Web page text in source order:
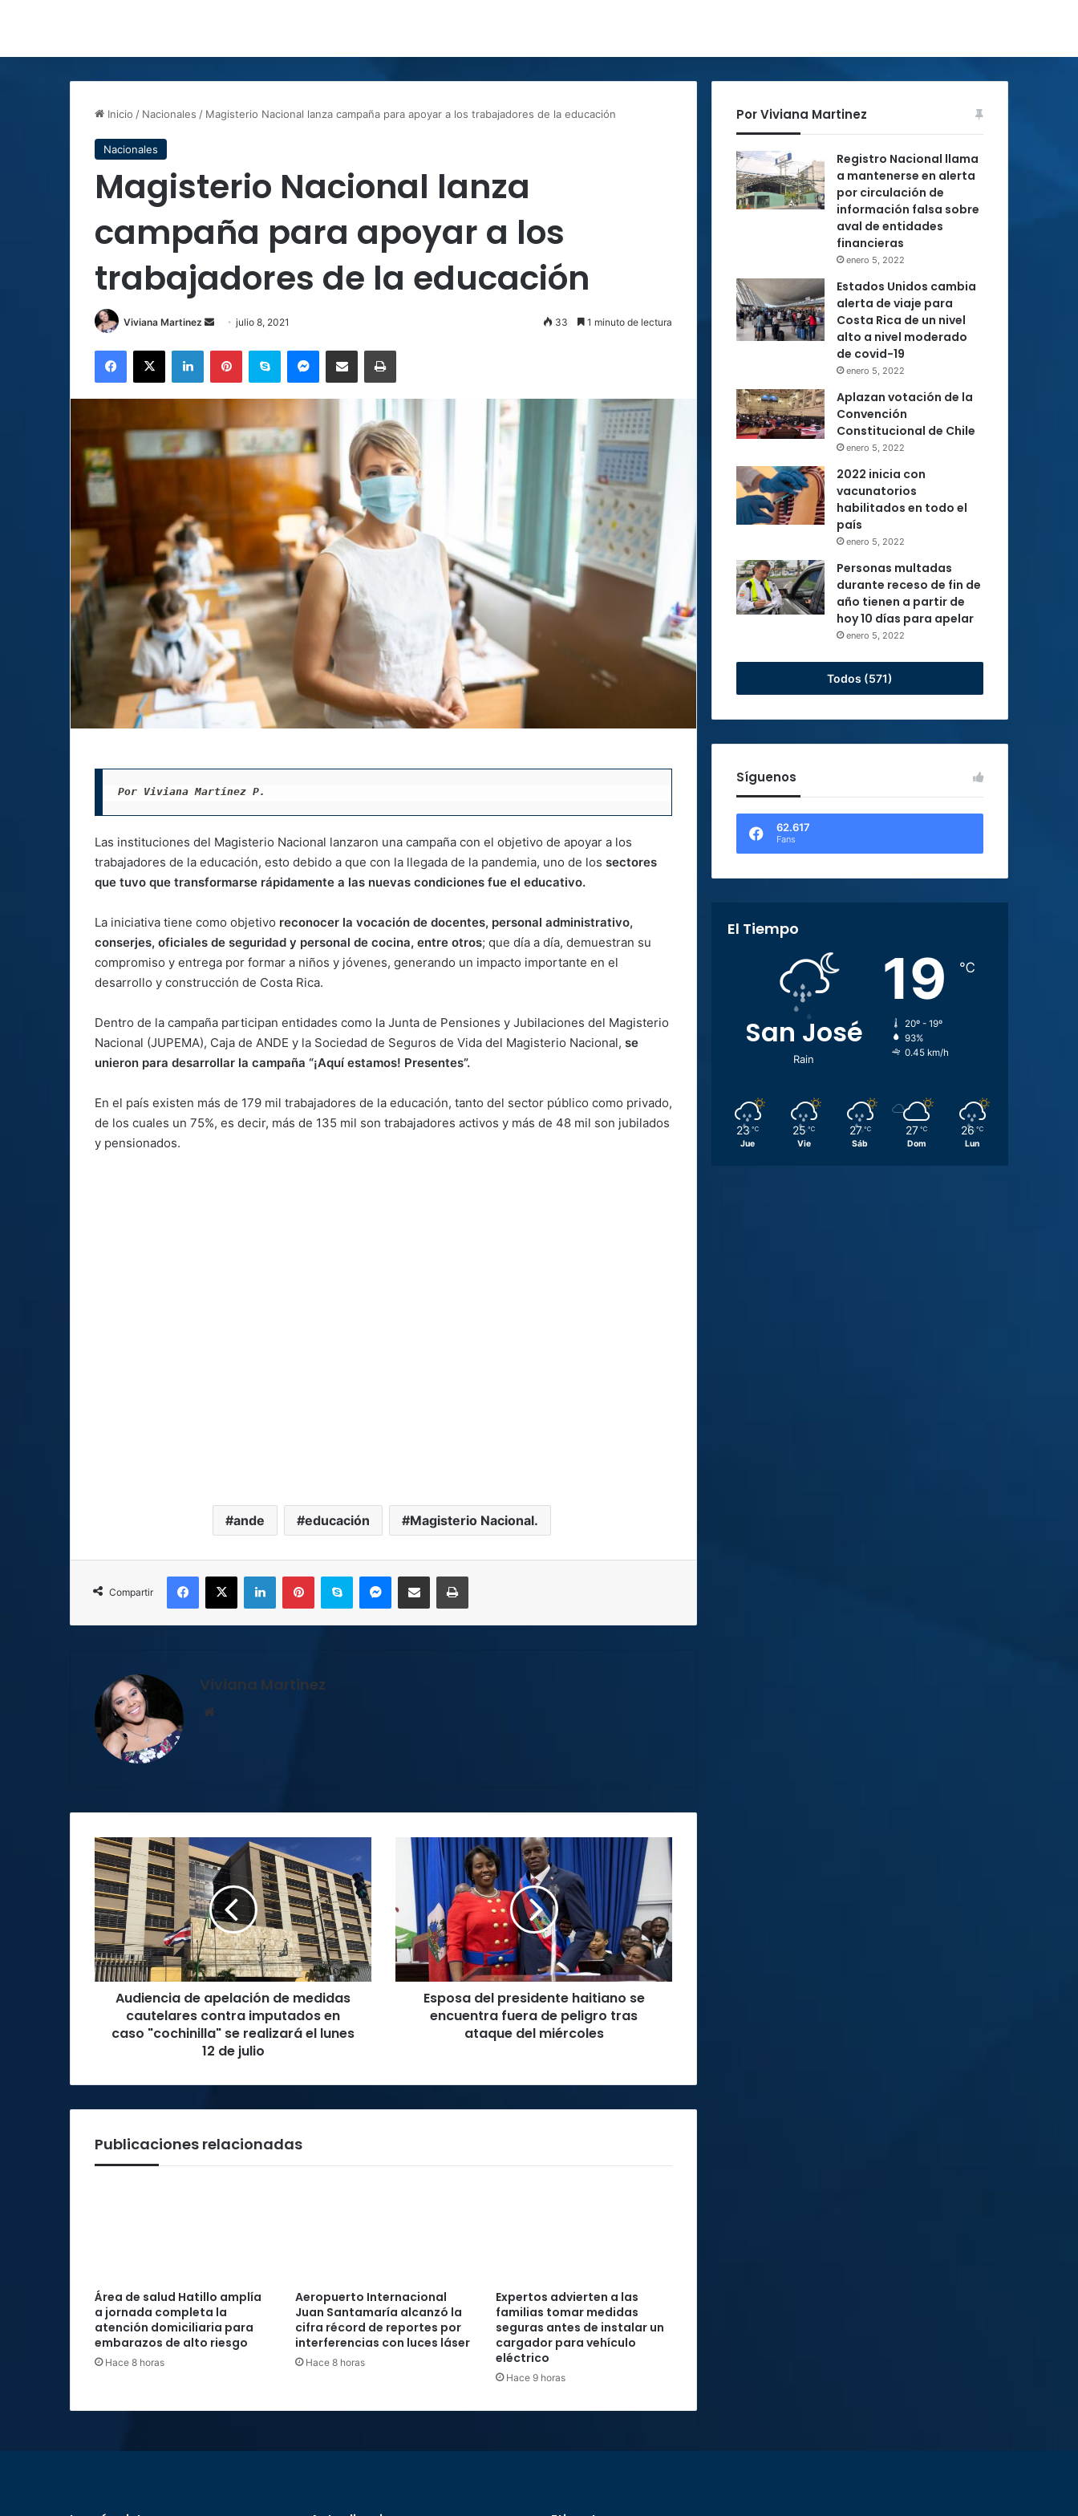
Inicio / Nacionales / Magisterio Nacional lanza campaña para apoyar a los trabajadores de la educación
Nacionales
Magisterio Nacional lanza
campaña para apoyar a los
trabajadores de la educación
Viviana Martinez
Send
email
julio 8, 2021 33 1 minuto de lectura
Facebook
X LinkedInPinterestSkype MessengerCompartir por correo electrónicoImprimir
Por Viviana Martínez P.
Las instituciones del Magisterio Nacional lanzaron una campaña con el objetivo de apoyar a los
trabajadores de la educación, esto debido a que con la llegada de la pandemia, uno de los sectores
que tuvo que transformarse rápidamente a las nuevas condiciones fue el educativo.
La iniciativa tiene como objetivo reconocer la vocación de docentes, personal administrativo,
conserjes, oficiales de seguridad y personal de cocina, entre otros; que día a día, demuestran su
compromiso y entrega por formar a niños y jóvenes, generando un impacto importante en el
desarrollo y construcción de Costa Rica.
Dentro de la campaña participan entidades como la Junta de Pensiones y Jubilaciones del Magisterio
Nacional (JUPEMA), Caja de ANDE y la Sociedad de Seguros de Vida del Magisterio Nacional, se
unieron para desarrollar la campaña “¡Aquí estamos! Presentes”.
En el país existen más de 179 mil trabajadores de la educación, tanto del sector público como privado,
de los cuales un 75%, es decir, más de 135 mil son trabajadores activos y más de 48 mil son jubilados
y pensionados.
ande educación Magisterio Nacional.
Compartir
Facebook
X LinkedInPinterestSkype MessengerCompartir por correo electrónicoImprimir
Viviana Martinez
Audiencia
de
apelación
de
medidas
cautelares
contra
imputados
en
"cochinilla"
de
Audiencia de apelación de medidas
cautelares contra imputados en
caso "cochinilla" se realizará el lunes
12 de julio
Esposa
presidente
haitiano
se
encuentra
fuera
de
peligro
Esposa del presidente haitiano se
encuentra fuera de peligro tras
ataque del miércoles
Publicaciones relacionadas
Área de salud Hatillo amplía
a jornada completa la
atención domiciliaria para
embarazos de alto riesgo
Hace 8 horas
Aeropuerto Internacional
Juan Santamaría alcanzó la
cifra récord de reportes por
interferencias con luces láser
Hace 8 horas
Expertos advierten a las
familias tomar medidas
seguras antes de instalar un
cargador para vehículo
eléctrico
Hace 9 horas
Por Viviana Martinez
Registro Nacional llama
a mantenerse en alerta
por circulación de
información falsa sobre
aval de entidades
financieras
enero 5, 2022
Estados Unidos cambia
alerta de viaje para
Costa Rica de un nivel
alto a nivel moderado
de covid-19
enero 5, 2022
Aplazan votación de la
Convención
Constitucional de Chile
enero 5, 2022
2022 inicia con
vacunatorios
habilitados en todo el
país
enero 5, 2022
Personas multadas
durante receso de fin de
año tienen a partir de
hoy 10 días para apelar
enero 5, 2022
Todos (571)
Síguenos
62.617
Fans
El Tiempo
San José
Rain
19 ℃
20º - 19º
93%
0.45 km/h
23 ℃
Jue
25 ℃
Vie
27 ℃
Sáb
27 ℃
Dom
26 ℃
Lun